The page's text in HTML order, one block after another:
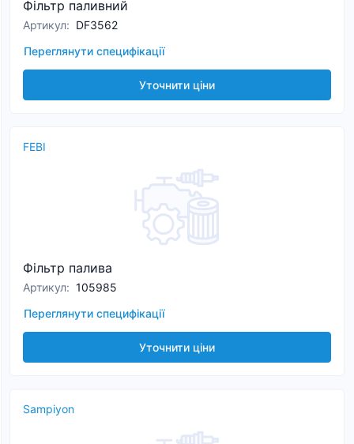
Фільтр паливний
Артикул: DF3562
Переглянути специфікації
Уточнити ціни
FEBI
Фільтр палива
Артикул: 105985
Переглянути специфікації
Уточнити ціни
Sampiyon